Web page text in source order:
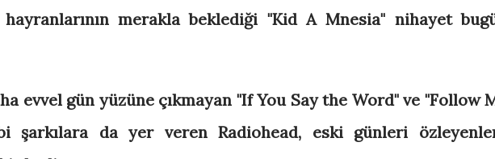
merakla beklediği "Kid A Mnesia" nihayet
evvel gün yüzüne çıkmayan "If You Say the Word" ve "Follow
şarkılara da yer veren Radiohead, eski günleri